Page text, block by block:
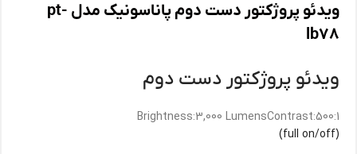
ویدئو پروژکتور دست دوم پاناسونیک مدل pt-
lb۷۸
ویدئو پروژکتور دست دوم
Brightness:3,000 LumensContrast:500:1
(full on/off)